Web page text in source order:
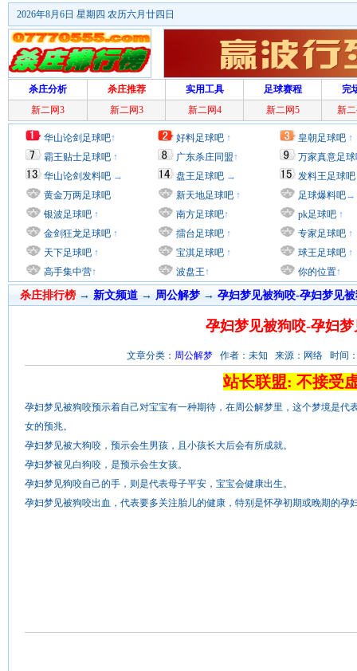
2026年8月6日 星期四 农历六月廿四日
杀庄分析 杀庄推荐 实用工具 足球赛程
完
新二网3
新二网3 新二网4 新二网5 新
华山论剑足球吧↑
霸王贴士足球吧 ↑
华山论剑发料吧 →
黄金万两足球吧
银波足球吧 ↑
金剑狂龙足球吧 ↑
天下足球吧 ↑
高手集中营↑
好料足球吧 ↑
广东杀庄同盟↑
盘王足球吧 →
新天地足球吧 ↑
南方足球吧↑
擂台足球吧 ↑
宝淇足球吧 ↑
波盘王↑
皇朝足球吧 ↑
万家真意足
发料王足球吧
足球爆料吧→
pk足球吧 ↑
专家足球吧 ↑
球王足球吧 ↑
你的位置↑
杀庄排行榜 → 新文频道→ 周公解梦 → 孕妇梦见被狗咬-孕妇梦见
孕妇梦见被狗咬-孕妇
文章分类： 周公解梦 作者：未知 来源：网络 时间
站长联盟: 不接受
孕妇梦见被狗咬预示着自己对宝宝有一种期待，在周公解梦里，这个梦境是代
女的预兆。
孕妇梦见被大狗咬，预示会生男孩，且小孩长大后会有所成就。
孕妇梦被见白狗咬，是预示会生女孩。
孕妇梦见狗咬自己的手，则是代表母子平安，宝宝会健康出生。
孕妇梦见被狗咬出血，代表要多关注胎儿的健康，特别是怀孕初期或晚期的孕